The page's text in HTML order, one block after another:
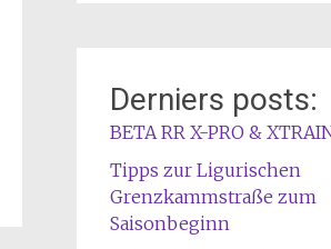
Derniers posts:
BETA RR X-PRO &
Tipps zur Ligurischen
Grenzkammstraße zum
Saisonbeginn